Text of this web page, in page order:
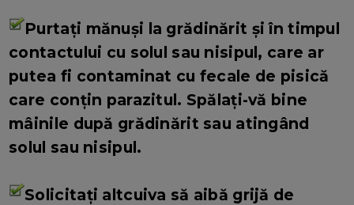
Purtați mănuși la grădinărit și în timpul
contactului cu solul sau nisipul, care ar
putea fi contaminat cu fecale de pisică
care conțin parazitul. Spălați-vă bine
mâinile după grădinărit sau atingând
solul sau nisipul.
Solicitați altcuiva să aibă grijă de